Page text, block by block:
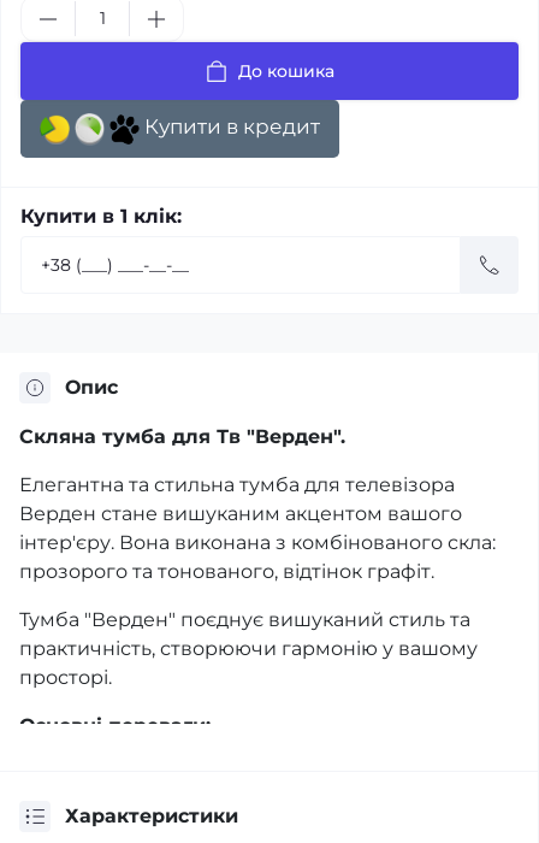
До кошика
Купити в кредит
Купити в 1 клік:
Опис
Скляна тумба для Тв "Верден".
Елегантна та стильна тумба для телевізора
Верден стане вишуканим акцентом вашого
інтер'єру. Вона виконана з комбінованого скла:
прозорого та тонованого, відтінок графіт.
Тумба "Верден" поєднує вишуканий стиль та
практичність, створюючи гармонію у вашому
просторі.
Основні переваги:
мінімалістичних, так і сучасних інтер'єрів.
Міцність та надійність: якісне скло забезпечує
Характеристики